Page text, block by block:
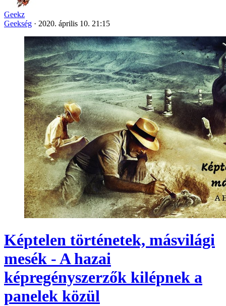
Geekz
Geekség · 2020. április 10. 21:15
Képtelen történetek, másvilági
mesék - A hazai
képregényszerzők kilépnek a
panelek közül